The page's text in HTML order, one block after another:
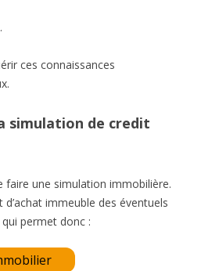
ces connaissances
simulation de credit
une simulation immobilière.
immeuble des éventuels
permet donc :